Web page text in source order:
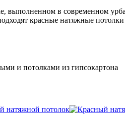
выполненном в современном
красные натяжные
и потолками из гипсокартона